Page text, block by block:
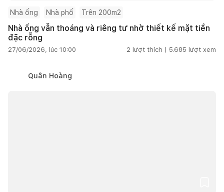
Nhà ống Nhà phố Trên 200m2
Nhà ống vẫn thoáng và riêng tư nhờ thiết kế mặt tiền
đặc rỗng
27/06/2026, lúc 10:00 2 lượt thích | 5.685 lượt xem
Quân Hoàng